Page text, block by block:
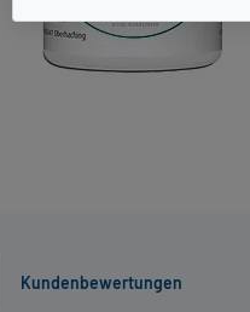
Kundenbewertungen